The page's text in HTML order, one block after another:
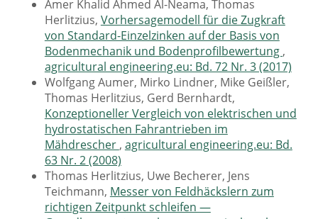
Amer Khalid Ahmed Al-Neama, Thomas
Herlitzius, Vorhersagemodell für die Zugkraft
von Standard-Einzelzinken auf der Basis von
Bodenmechanik und Bodenprofilbewertung ,
agricultural engineering.eu: Bd. 72 Nr. 3 (2017)
Wolfgang Aumer, Mirko Lindner, Mike Geißler,
Thomas Herlitzius, Gerd Bernhardt,
Konzeptioneller Vergleich von elektrischen und
hydrostatischen Fahrantrieben im
Mähdrescher , agricultural engineering.eu: Bd.
63 Nr. 2 (2008)
Thomas Herlitzius, Uwe Becherer, Jens
Teichmann, Messer von Feldhäckslern zum
richtigen Zeitpunkt schleifen —